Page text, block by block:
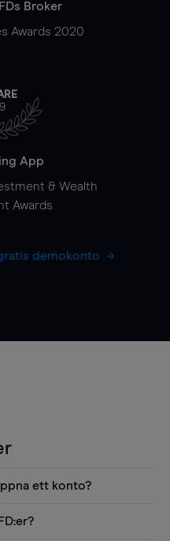
Broker
Awards 2020
App
& Wealth
Awards
demokonto
ett konto?